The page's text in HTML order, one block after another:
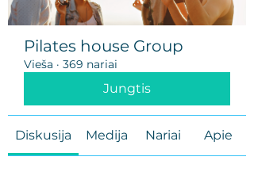
Pilates house Group
Vieša · 369 nariai
Jungtis
Diskusija Medija Nariai Apie